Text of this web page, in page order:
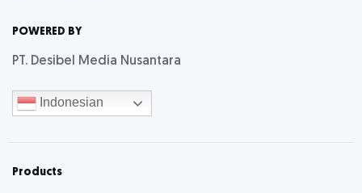
POWERED BY
PT. Desibel Media Nusantara
Indonesian
Products